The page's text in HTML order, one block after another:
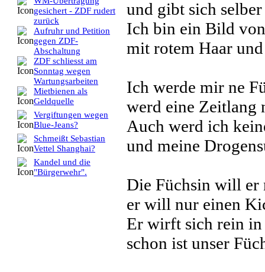
gesichert - ZDF rudert
zurück
Aufruhr und Petition
gegen ZDF-
Abschaltung
ZDF schliesst am
Sonntag wegen
Wartungsarbeiten
Mietbienen als
Geldquelle
Vergiftungen wegen
Blue-Jeans?
Schmeißt Sebastian
Vettel Shanghai?
Kandel und die
"Bürgerwehr".
und gibt sich
Ich bin ein Bild
mit rotem Haar
Ich werde mir ne
werd eine Zeitlang
Auch werd ich
und meine
Die Füchsin will er
er will nur einen
Er wirft sich rein in
schon ist unser